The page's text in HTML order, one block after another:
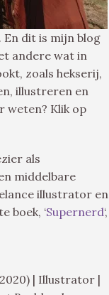
En dit is mijn blog
andere wat in
zoals hekserij,
illustreren en
weten? Klik op
als
middelbare
illustrator en
boek, ‘Supernerd‘,
| Illustrator |